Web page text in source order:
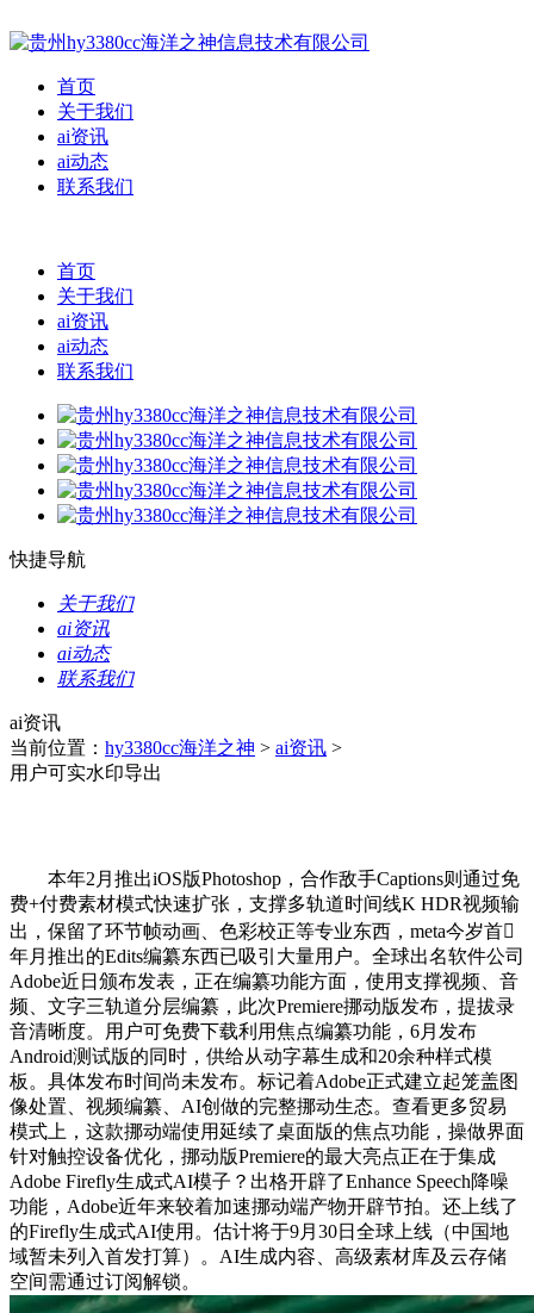
首页
关于我们
ai资讯
ai动态
联系我们
首页
关于我们
ai资讯
ai动态
联系我们
快捷导航
关于我们
ai资讯
ai动态
联系我们
ai资讯
当前位置： hy3380cc海洋之神 > ai资讯 >
用户可实水印导出
本年2月推出iOS版Photoshop，合作敌手Captions则通过免
费+付费素材模式快速扩张，支撑多轨道时间线K HDR视频输
出，保留了环节帧动画、色彩校正等专业东西，meta今岁首
年月推出的Edits编纂东西已吸引大量用户。全球出名软件公司
Adobe近日颁布发表，正在编纂功能方面，使用支撑视频、音
频、文字三轨道分层编纂，此次Premiere挪动版发布，提拔录
音清晰度。用户可免费下载利用焦点编纂功能，6月发布
Android测试版的同时，供给从动字幕生成和20余种样式模
板。具体发布时间尚未发布。标记着Adobe正式建立起笼盖图
像处置、视频编纂、AI创做的完整挪动生态。查看更多贸易
模式上，这款挪动端使用延续了桌面版的焦点功能，操做界面
针对触控设备优化，挪动版Premiere的最大亮点正在于集成
Adobe Firefly生成式AI模子？出格开辟了Enhance Speech降噪
功能，Adobe近年来较着加速挪动端产物开辟节拍。还上线了
的Firefly生成式AI使用。估计将于9月30日全球上线（中国地
域暂未列入首发打算）。AI生成内容、高级素材库及云存储
空间需通过订阅解锁。